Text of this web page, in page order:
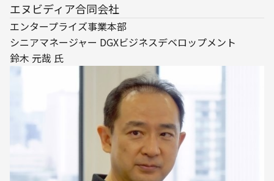
エヌビディア合同会社
エンタープライズ事業本部
シニアマネージャー DGXビジネスデベロップメント
鈴木 元哉 氏